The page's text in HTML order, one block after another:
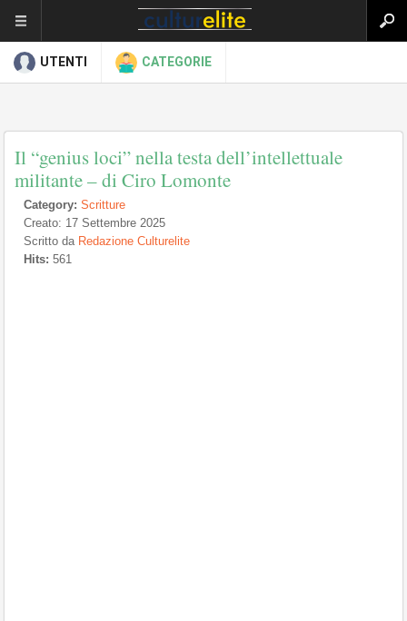
UTENTI CATEGORIE
Il “genius loci” nella testa dell’intellettuale
militante – di Ciro Lomonte
Category: Scritture
Creato: 17 Settembre 2025
Scritto da Redazione Culturelite
Hits: 561